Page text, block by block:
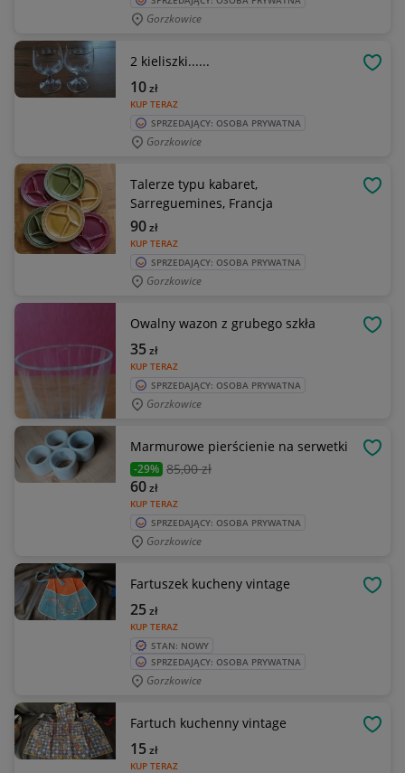
Gorzkowice
2 kieliszki......
KUP TERAZ
10zł
SPRZEDAJĄCY: OSOBA PRYWATNA
Gorzkowice
Talerze typu kabaret,
Sarreguemines, Francja
KUP TERAZ
90zł
SPRZEDAJĄCY: OSOBA PRYWATNA
Gorzkowice
Owalny wazon z grubego szkła
KUP TERAZ
35zł
SPRZEDAJĄCY: OSOBA PRYWATNA
Gorzkowice
Marmurowe pierścienie na serwetki
-29% 85,00 zł
KUP TERAZ
60zł
SPRZEDAJĄCY: OSOBA PRYWATNA
Gorzkowice
Fartuszek kucheny vintage
KUP TERAZ
25zł
STAN: NOWY
SPRZEDAJĄCY: OSOBA PRYWATNA
Gorzkowice
Fartuch kuchenny vintage
KUP TERAZ
15zł